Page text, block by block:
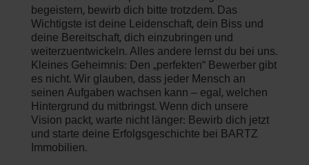
begeistern, bewirb dich bitte trotzdem. Das
Wichtigste ist deine Leidenschaft, dein Biss und
deine Bereitschaft, dich einzubringen und
weiterzuentwickeln. Alles andere lernst du bei uns.
Kleines Geheimnis: Den „perfekten“ Bewerber gibt
es nicht. Wir glauben, dass jeder Mensch an
seinen Aufgaben wachsen kann – egal, welchen
Hintergrund du mitbringst. Wenn dich unsere
Vision packt, warte nicht länger: Bewirb dich jetzt
und starte deine Erfolgsgeschichte bei BARTZ
Immobilien.